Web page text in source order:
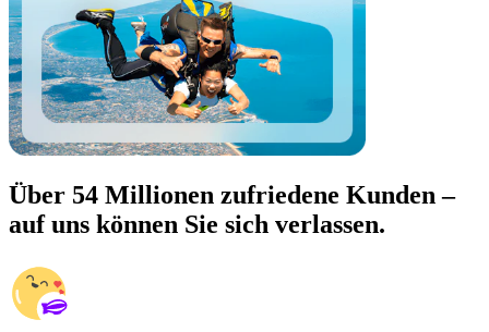
Über 54 Millionen zufriedene Kunden –
auf uns können Sie sich verlassen.